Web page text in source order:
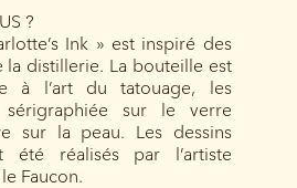
?
Ink » est inspiré des
la distillerie. La bouteille est
à l’art du tatouage, les
sérigraphiée sur le verre
sur la peau. Les dessins
été réalisés par l’artiste
Faucon.